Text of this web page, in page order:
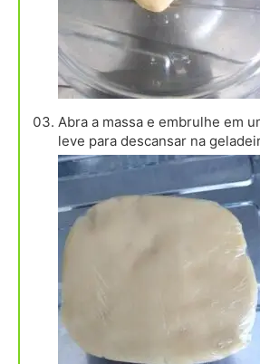
Abra a massa e embrulhe em
leve para descansar na